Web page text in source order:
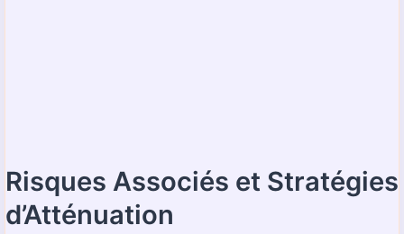
Risques Associés et Stratégies
d’Atténuation